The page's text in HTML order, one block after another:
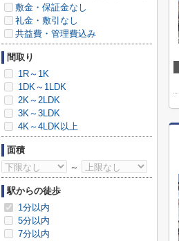
敷金・保証金なし
礼金・敷引なし
共益費・管理費込み
間取り
1R～1K
1DK～1LDK
2K～2LDK
3K～3LDK
4K～4LDK以上
面積
～
駅からの徒歩
1分以内
5分以内
7分以内